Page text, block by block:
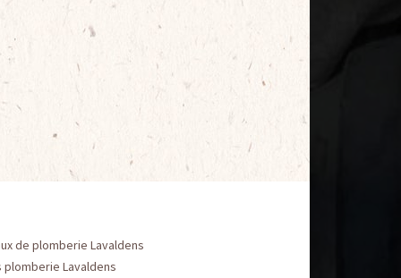
de plomberie Lavaldens
plomberie Lavaldens